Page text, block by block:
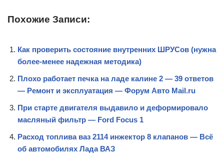
Похожие Записи:
Как проверить состояние внутренних ШРУСов (нужна
более-менее надежная методика)
Плохо работает печка на ладе калине 2 — 39 ответов
— Ремонт и эксплуатация — Форум Авто Mail.ru
При старте двигателя выдавило и деформировало
масляный фильтр — Ford Focus 1
Расход топлива ваз 2114 инжектор 8 клапанов — Всё
об автомобилях Лада ВАЗ